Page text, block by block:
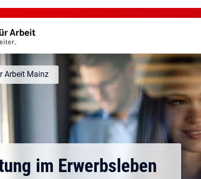
Arbeit Mainz
im Erwerbsleben